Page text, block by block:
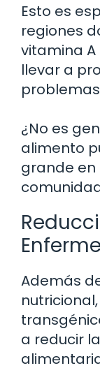
Esto es
regiones
vitamina A
llevar a
¿No es
alimento
grande en
Además
a reducir